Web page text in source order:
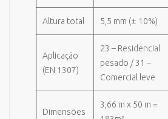
Altura total 5,5 mm (± 10%)
Aplicação
(EN 1307)
23 – Residencial
pesado / 31 –
Comercial leve
Dimensões
3,66 m x 50 m =